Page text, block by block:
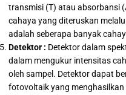
transmisi (T) atau absorbansi
cahaya yang diteruskan
adalah seberapa banyak
Detektor : Detektor dalam
dalam mengukur intensitas
oleh sampel. Detektor dapat
fotovoltaik yang